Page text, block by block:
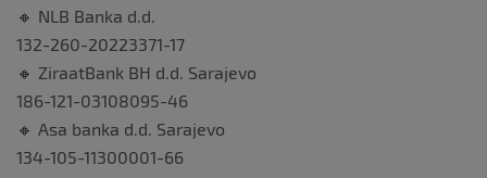
🔸 NLB Banka d.d.
132-260-20223371-17
🔸 ZiraatBank BH d.d. Sarajevo
186-121-03108095-46
🔸 Asa banka d.d. Sarajevo
134-105-11300001-66